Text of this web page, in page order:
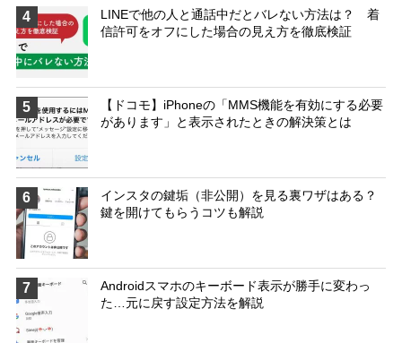
4
LINEで他の人と通話中だとバレない方法は？ 着
信許可をオフにした場合の見え方を徹底検証
5
【ドコモ】iPhoneの「MMS機能を有効にする必要
があります」と表示されたときの解決策とは
6
インスタの鍵垢（非公開）を見る裏ワザはある？
鍵を開けてもらうコツも解説
7
Androidスマホのキーボード表示が勝手に変わっ
た…元に戻す設定方法を解説